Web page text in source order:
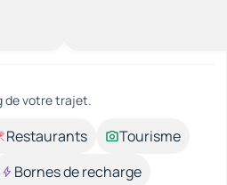
de votre trajet.
Restaurants
Tourisme
Bornes de recharge